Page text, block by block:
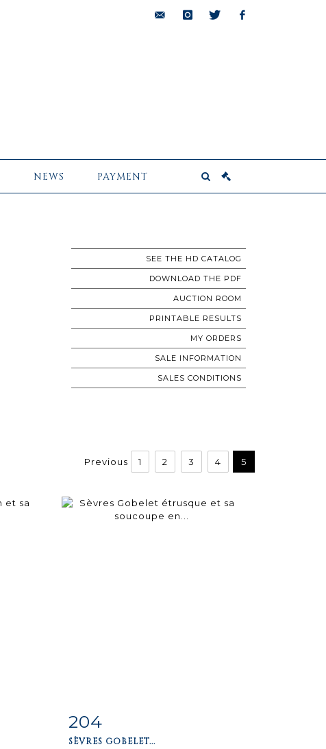
NEWS PAYMENT
SEE THE HD CATALOG
DOWNLOAD THE PDF
AUCTION ROOM
PRINTABLE RESULTS
MY ORDERS
SALE INFORMATION
SALES CONDITIONS
Previous 1 2 3 4 5
Item detail
204
SÈVRES GOBELET...